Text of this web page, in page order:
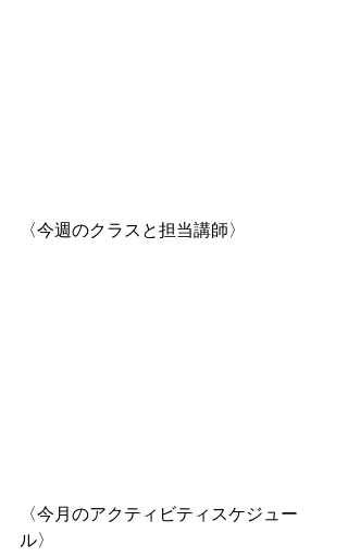
〈今週のクラスと担当講師〉
〈今月のアクティビティスケジュー
ル〉